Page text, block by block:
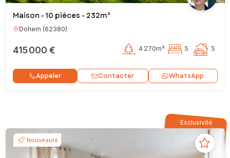
Maison - 10 pièces - 232m²
Dohem (62380)
415 000 € 4 270m² 5 5
Appeler Contacter WhatsApp
Exclusivité
Nouveauté